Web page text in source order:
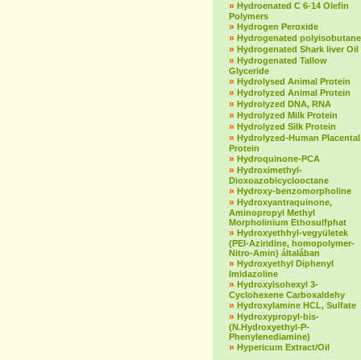
» Hydroenated C 6-14 Olefin
Polymers
» Hydrogen Peroxide
» Hydrogenated polyisobutane
» Hydrogenated Shark liver Oil
» Hydrogenated Tallow
Glyceride
» Hydrolysed Animal Protein
» Hydrolyzed Animal Protein
» Hydrolyzed DNA, RNA
» Hydrolyzed Milk Protein
» Hydrolyzed Silk Protein
» Hydrolyzed-Human Placental
Protein
» Hydroquinone-PCA
» Hydroximethyl-
Dioxoazobicyclooctane
» Hydroxy-benzomorpholine
» Hydroxyantraquinone,
Aminopropyl Methyl
Morpholinium Ethosulfphat
» Hydroxyethhyl-vegyületek
(PEI-Aziridine, homopolymer-
Nitro-Amin) általában
» Hydroxyethyl Diphenyl
Imidazoline
» Hydroxyisohexyl 3-
Cyclohexene Carboxaldehy
» Hydroxylamine HCL, Sulfate
» Hydroxypropyl-bis-
(N.Hydroxyethyl-P-
Phenylenediamine)
» Hypericum Extract/Oil